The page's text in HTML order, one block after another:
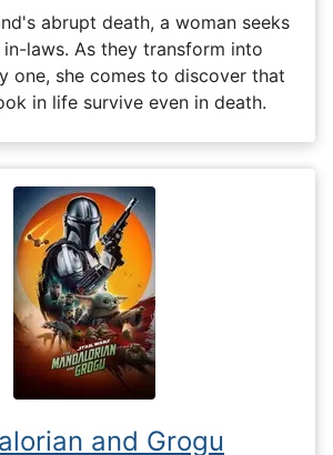
abrupt death, a woman seeks
laws. As they transform into
one, she comes to discover that
in life survive even in death.
and Grogu